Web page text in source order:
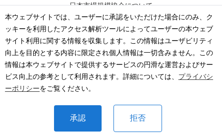
本ウェブサイトでは、ユーザーに承認をいただけた場合にのみ、ク
ッキーを利用したアクセス解析ツールによってユーザーの本ウェブ
サイト利用に関する情報を収集します。この情報はユーザビリティ
向上を目的とする内容に限定され個人情報は一切含みません。この
情報は本ウェブサイトで提供するサービスの円滑な運営およびサー
ビス向上の参考として利用されます。詳細については、 プライバシ
ーポリシーをご覧ください。
承認 拒否
日本市場規模協会について
©2026· 一般社団法人 日本市場規模協会